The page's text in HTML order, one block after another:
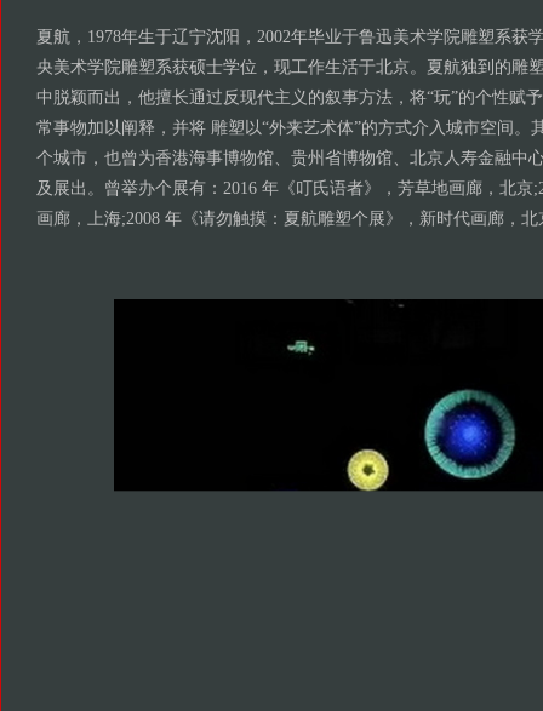
夏航，1978年生于辽宁沈阳，2002年毕业于鲁迅美术学院雕塑系获
央美术学院雕塑系获硕士学位，现工作生活于北京。夏航独到的雕
中脱颖而出，他擅长通过反现代主义的叙事方法，将“玩”的个性赋
常事物加以阐释，并将 雕塑以“外来艺术体”的方式介入城市空间。
个城市，也曾为香港海事博物馆、贵州省博物馆、北京人寿金融中
及展出。曾举办个展有：2016 年《叮氏语者》，芳草地画廊，北京
画廊，上海;2008 年《请勿触摸：夏航雕塑个展》，新时代画廊，北